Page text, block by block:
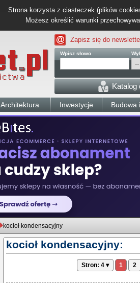
Strona korzysta z ciasteczek (plików
Możesz określić warunki
Zapisz się do
Wpisz słowo
Katalog
Architektura Inwestycje Budowa
kocioł kondensacyjny
kocioł kondensacyjny:
Stron: 4 ▾ 1 2